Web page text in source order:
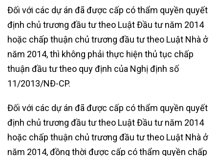
Đối với các dự án đã được cấp có thẩm quyền quyết
định chủ trương đầu tư theo Luật Đầu tư năm 2014
hoặc chấp thuận chủ trương đầu tư theo Luật Nhà ở
năm 2014, thì không phải thực hiện thủ tục chấp
thuận đầu tư theo quy định của Nghị định số
11/2013/NĐ-CP.
Đối với các dự án đã được cấp có thẩm quyền quyết
định chủ trương đầu tư theo Luật Đầu tư năm 2014
hoặc chấp thuận chủ trương đầu tư theo Luật Nhà ở
năm 2014, đồng thời được cấp có thẩm quyền chấp